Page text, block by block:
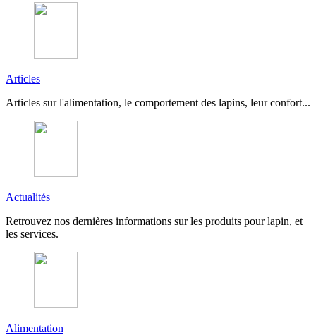
Articles
Articles sur l'alimentation, le comportement des lapins, leur confort...
Actualités
Retrouvez nos dernières informations sur les produits pour lapin, et
les services.
Alimentation